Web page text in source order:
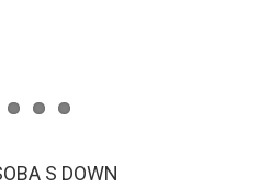
S DOWN